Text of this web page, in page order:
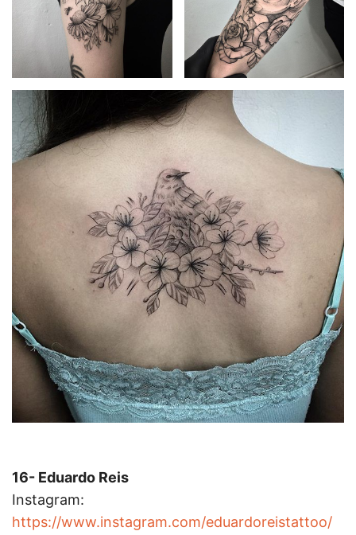
16- Eduardo Reis
Instagram:
https://www.instagram.com/eduardoreistattoo/